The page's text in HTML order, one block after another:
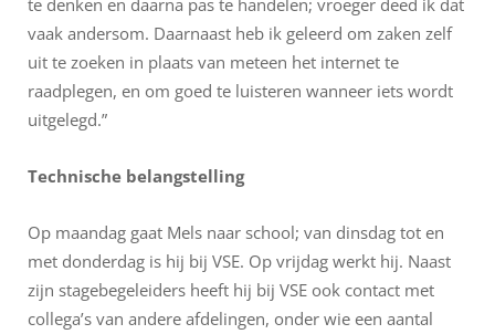
vaak andersom. Daarnaast heb ik geleerd om zaken zelf
uit te zoeken in plaats van meteen het internet te
raadplegen, en om goed te luisteren wanneer iets wordt
uitgelegd.”
Technische belangstelling
Op maandag gaat Mels naar school; van dinsdag tot en
met donderdag is hij bij VSE. Op vrijdag werkt hij. Naast
zijn stagebegeleiders heeft hij bij VSE ook contact met
collega’s van andere afdelingen, onder wie een aantal